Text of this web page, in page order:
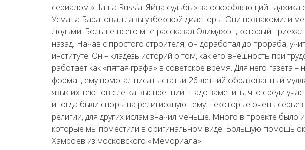
сериалом «Наша Russia. Яйца судьбы» за оскорбляющий таджика
Усмана Баратова, главы узбекской диаспоры. Они познакомили
людьми. Больше всего мне рассказал Олимджон, который
назад. Начав с простого строителя, он доработал до прораба,
институте. Он – кладезь историй о том, как его внешность при
работает как «пятая графа» в советское время. Для него газета
формат, ему помогал писать статьи 26-летний образованный
язык их текстов слегка выспренний. Надо заметить, что среди
иногда были споры на религиозную тему: некоторые очень
религии, для других ислам значил меньше. Много в проекте было
которые мы поместили в оригинальном виде. Большую помощь
Хамроев из московского «Мемориала».